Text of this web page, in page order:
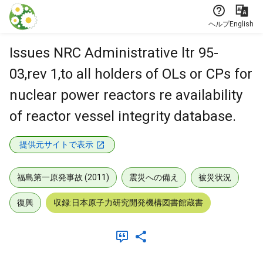
本文に飛ぶ
ヘルプEnglish
Issues NRC Administrative ltr 95-
03,rev 1,to all holders of OLs or CPs for
nuclear power reactors re availability
of reactor vessel integrity database.
提供元サイトで表示
福島第一原発事故 (2011) 震災への備え 被災状況
復興 収録:日本原子力研究開発機構図書館蔵書